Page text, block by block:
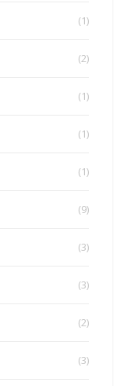
(1)
(2)
(1)
(1)
(1)
(9)
(3)
(3)
(2)
(3)